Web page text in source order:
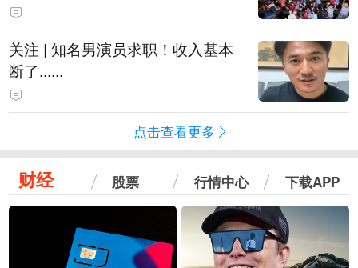
关注 | 知名男演员求职！收入基本
断了......
点击查看更多
财经 股票 行情中心 下载APP